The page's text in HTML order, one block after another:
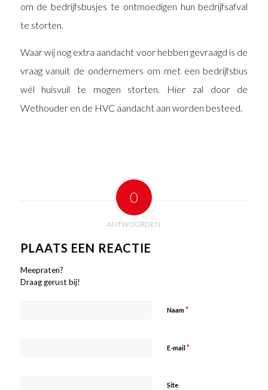
om de bedrijfsbusjes te ontmoedigen hun bedrijfsafval
te storten.
Waar wij nog extra aandacht voor hebben gevraagd is de
vraag vanuit de ondernemers om met een bedrijfsbus
wél huisvuil te mogen storten. Hier zal door de
Wethouder en de HVC aandacht aan worden besteed.
0
ANTWOORDEN
PLAATS EEN REACTIE
Meepraten?
Draag gerust bij!
Naam*
E-mail *
Site